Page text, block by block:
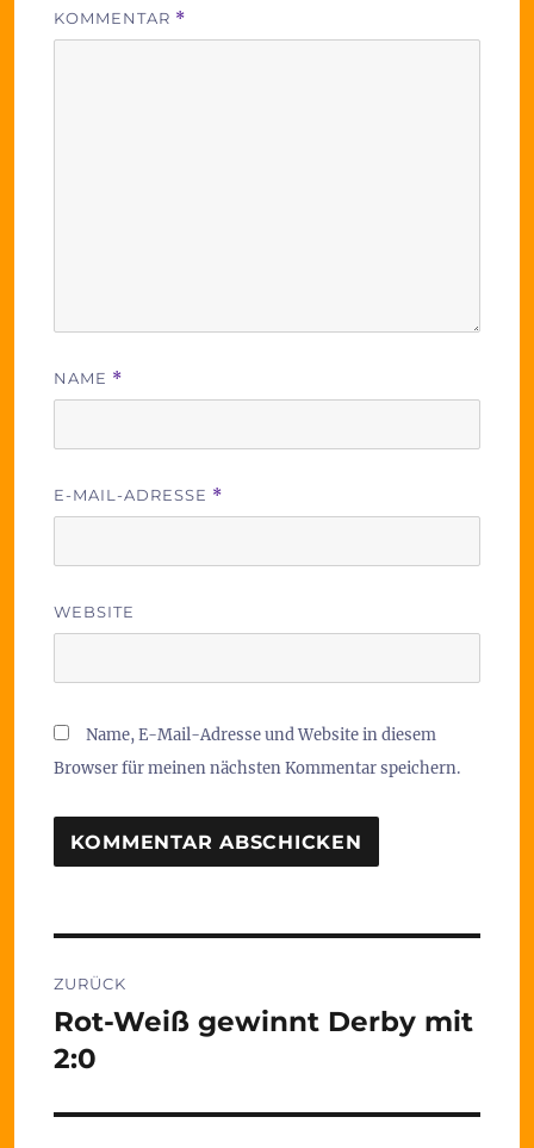
KOMMENTAR *
NAME *
E-MAIL-ADRESSE *
WEBSITE
Name, E-Mail-Adresse und Website in diesem
Browser für meinen nächsten Kommentar speichern.
ZURÜCK
Vorheriger
Beitrag:
Rot-Weiß gewinnt Derby mit
2:0